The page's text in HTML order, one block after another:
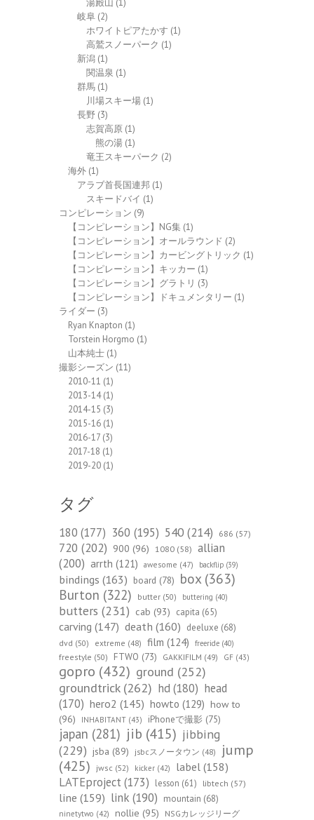
湯殿山 (1)
岐阜 (2)
ホワイトピアたかす (1)
高鷲スノーパーク (1)
新潟 (1)
関温泉 (1)
群馬 (1)
川場スキー場 (1)
長野 (3)
志賀高原 (1)
熊の湯 (1)
竜王スキーパーク (2)
海外 (1)
アラブ首長国連邦 (1)
スキードバイ (1)
コンピレーション (9)
【コンピレーション】NG集 (1)
【コンピレーション】オールラウンド (2)
【コンピレーション】カービングトリック (1)
【コンピレーション】キッカー (1)
【コンピレーション】グラトリ (3)
【コンピレーション】ドキュメンタリー (1)
ライダー (3)
Ryan Knapton (1)
Torstein Horgmo (1)
山本純士 (1)
撮影シーズン (11)
2010-11 (1)
2013-14(1)
2014-15 (3)
2015-16 (1)
2016-17 (3)
2017-18 (1)
2019-20 (1)
タグ
180 (177) 360 (195) 540 (214) 686 (57)
720 (202) 900 (96) 1080 (58) allian
(200) arrth (121) awesome (47) backflip (39)
bindings (163) board (78) box(363)
Burton (322) butter (50) buttering (40)
butters (231) cab (93) capita (65)
carving (147) death (160) deeluxe (68)
dvd (50) extreme (48) film (124) freeride (40)
freestyle (50) FTWO (73) GAKKIFILM (49) GF (43)
gopro (432) ground (252)
groundtrick(262) hd(180) head
(170) hero2 (145) howto (129) how to
(96)
INHABITANT (43) iPhoneで撮影 (75)
japan (281) jib (415) jibbing
(229) jsba (89) jsbcスノータウン (48)
jump
(425)
jwsc (52) kicker (42) label (158)
LATEproject(173) lesson (61) libtech (57)
line (159) link (190) mountain (68)
ninetytwo (42) nollie (95)
NSGカレッジリーグ